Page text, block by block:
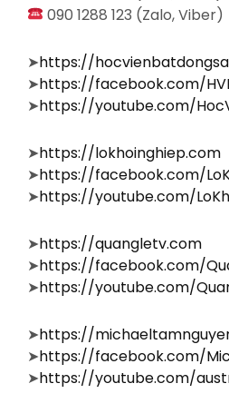
090 1288 123 (Zalo, Viber)
➤https://
➤https://facebook.com/
➤https://youtube.com/
➤https://lokhoinghiep.com
➤https://facebook.com/
➤https://youtube.com/
➤https://quangletv.com
➤https://facebook.com/
➤https://youtube.com/
➤https://
➤https://facebook.com/
➤https://youtube.com/